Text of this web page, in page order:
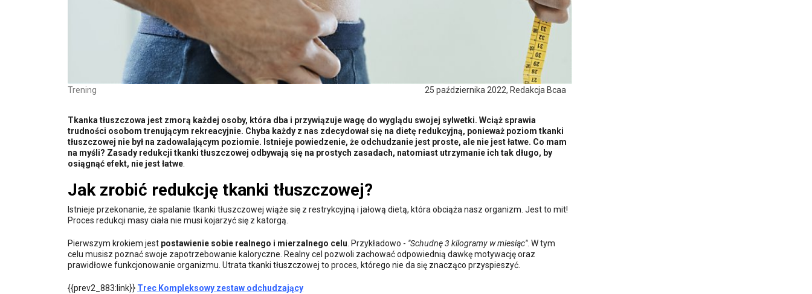
Trening 25 października 2022, Redakcja Bcaa
Tkanka tłuszczowa jest zmorą każdej osoby, która dba i przywiązuje wagę do wyglądu swojej sylwetki. Wciąż sprawia
trudności osobom trenującym rekreacyjnie. Chyba każdy z nas zdecydował się na dietę redukcyjną, ponieważ poziom tkanki
tłuszczowej nie był na zadowalającym poziomie. Istnieje powiedzenie, że odchudzanie jest proste, ale nie jest łatwe. Co mam
na myśli? Zasady redukcji tkanki tłuszczowej odbywają się na prostych zasadach, natomiast utrzymanie ich tak długo, by
osiągnąć efekt, nie jest łatwe.
Jak zrobić redukcję tkanki tłuszczowej?
Istnieje przekonanie, że spalanie tkanki tłuszczowej wiąże się z restrykcyjną i jałową dietą, która obciąża nasz organizm. Jest to mit!
Proces redukcji masy ciała nie musi kojarzyć się z katorgą.
Pierwszym krokiem jest postawienie sobie realnego i mierzalnego celu. Przykładowo - "Schudnę 3 kilogramy w miesiąc". W tym
celu musisz poznać swoje zapotrzebowanie kaloryczne. Realny cel pozwoli zachować odpowiednią dawkę motywację oraz
prawidłowe funkcjonowanie organizmu. Utrata tkanki tłuszczowej to proces, którego nie da się znacząco przyspieszyć.
{{prev2_883:link}} Trec Kompleksowy zestaw odchudzający